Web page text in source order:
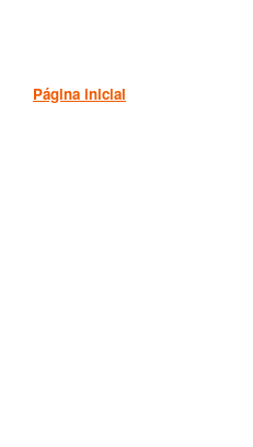
Página inicial